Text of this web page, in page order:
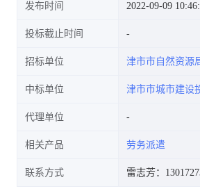
发布时间 2022-09-09
投标截止时间
招标单位 津市市自然资源
中标单位 津市市城市建设
代理单位
相关产品 劳务派遣
联系方式 雷志芳：